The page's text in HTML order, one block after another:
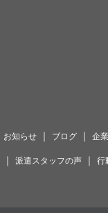
お知らせ ｜ ブログ ｜ 企
｜ 派遣スタッフの声 ｜ 行